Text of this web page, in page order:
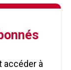
accéder à